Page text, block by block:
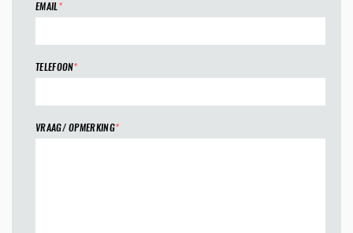
EMAIL*
TELEFOON*
VRAAG/ OPMERKING*